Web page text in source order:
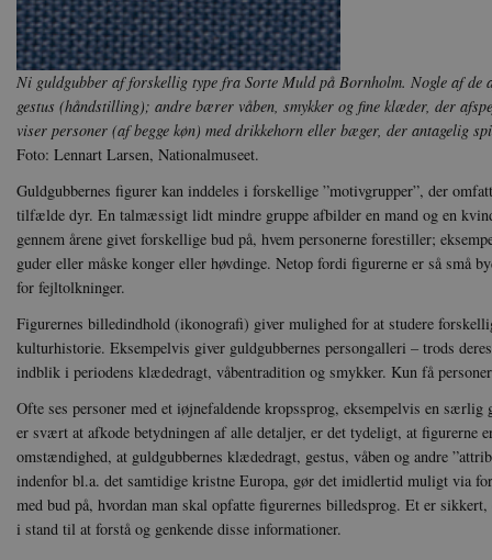
Ni guldgubber af forskellig type fra Sorte Muld på Bornholm. Nogle af de
gestus (håndstilling); andre bærer våben, smykker og fine klæder, der
viser personer (af begge køn) med drikkehorn eller bæger, der antagelig
Foto: Lennart Larsen, Nationalmuseet.
Guldgubbernes figurer kan inddeles i forskellige ”motivgrupper”, der
tilfælde dyr. En talmæssigt lidt mindre gruppe afbilder en mand og en
gennem årene givet forskellige bud på, hvem personerne forestiller;
guder eller måske konger eller høvdinge. Netop fordi figurerne er så små
for fejltolkninger.
Figurernes billedindhold (ikonografi) giver mulighed for at studere
kulturhistorie. Eksempelvis giver guldgubbernes persongalleri – trods
indblik i periodens klædedragt, våbentradition og smykker. Kun få
Ofte ses personer med et iøjnefaldende kropssprog, eksempelvis en særlig
er svært at afkode betydningen af alle detaljer, er det tydeligt, at figurerne
omstændighed, at guldgubbernes klædedragt, gestus, våben og andre
indenfor bl.a. det samtidige kristne Europa, gør det imidlertid muligt via
med bud på, hvordan man skal opfatte figurernes billedsprog. Et er
i stand til at forstå og genkende disse informationer.
sp_landing
JSESSIONID
CookieScriptConsent
XSRF-TOKEN
__cf_bm
Navn
nmstat
VISITOR_INFO1_LIVE
Navn
cf_clearance
Navn
_cfuvid